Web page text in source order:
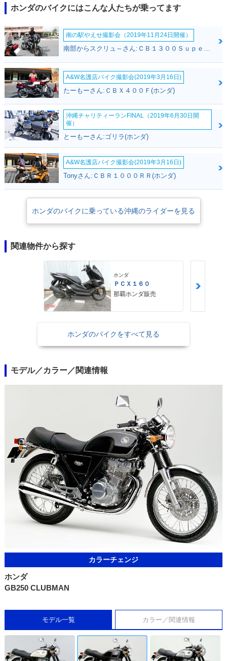
ホンダのバイクにはこんな人たちが乗ってます
南の駅やえせ撮影会（2019年11月24日開催）
南部からスクリュ～さん:ＣＢ１３００Ｓｕｐｅｒ Ｆｏｕｒ(ホンダ)
A&W名護店バイク撮影会(2019年3月16日)
たーもーさん:ＣＢＸ４００Ｆ(ホンダ)
沖縄チャリティーランFINAL（2019年6月30日開
催）
とーもーさん:ゴリラ(ホンダ)
A&W名護店バイク撮影会(2019年3月16日)
Tonyさん:ＣＢＲ１０００ＲＲ(ホンダ)
ホンダのバイクに乗っている沖縄のライダーを見る
関連物件から探す
ホンダ
ＰＣＸ１６０
那覇ホンダ販売
ホンダのバイクをすべて見る
モデル／カラー／関連情報
カラーチェンジ
ホンダ
GB250 CLUBMAN
モデル一覧 カラー／関連情報